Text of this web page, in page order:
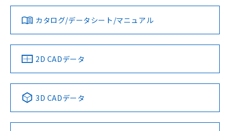
タイムチャート
上、n: 100mm以上
検出領域
ダウンロードデータをご利用いただく前に、以下を必ずお読
みください。
ソフトウェアの使用条件
対応済み
中国 RoHS 注意事項・凡例
Pb Hg Cd Cr(VI)
LR型式承認
（イギリス
船舶規格）
DNV型式承認
（ノルウェー
BV型式承認
（フランス
KR型式
（韓国
No No No No
この製品の規格認証/適合状況ページへ
その他の認証はこちらのページからご検索ください
カタログ/データシート/マニュアル
2D CADデータ
3D CADデータ